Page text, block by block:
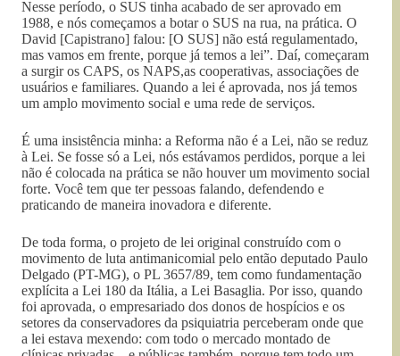
Nesse período, o SUS tinha acabado de ser aprovado em
1988, e nós começamos a botar o SUS na rua, na prática. O
David [Capistrano] falou: [O SUS] não está regulamentado,
mas vamos em frente, porque já temos a lei”. Daí, começaram
a surgir os CAPS, os NAPS,as cooperativas, associações de
usuários e familiares. Quando a lei é aprovada, nos já temos
um amplo movimento social e uma rede de serviços.
É uma insistência minha: a Reforma não é a Lei, não se reduz
à Lei. Se fosse só a Lei, nós estávamos perdidos, porque a lei
não é colocada na prática se não houver um movimento social
forte. Você tem que ter pessoas falando, defendendo e
praticando de maneira inovadora e diferente.
De toda forma, o projeto de lei original construído com o
movimento de luta antimanicomial pelo então deputado Paulo
Delgado (PT-MG), o PL 3657/89, tem como fundamentação
explícita a Lei 180 da Itália, a Lei Basaglia. Por isso, quando
foi aprovada, o empresariado dos donos de hospícios e os
setores da conservadores da psiquiatria perceberam onde que
a lei estava mexendo: com todo o mercado montado de